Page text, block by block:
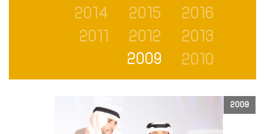
2016
2015
2014
2013
2012
2011
2010
2009
2009